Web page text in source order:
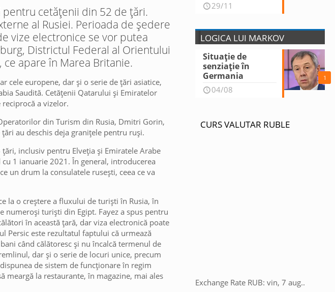
pentru cetățenii din 52 de țări.
al Rusiei. Perioada de ședere
vize electronice se vor putea
Districtul Federal al Orientului
apare în Marea Britanie.
cele europene, dar și o serie de țări asiatice,
Saudită. Cetățenii Qatarului și Emiratelor
a vizelor.
din Turism din Rusia, Dmitri Gorin,
au deschis deja granițele pentru ruși.
inclusiv pentru Elveția și Emiratele Arabe
1 ianuarie 2021. În general, introducerea
un drum la consulatele rusești, ceea ce va
la o creștere a fluxului de turiști în Rusia, în
numeroși turiști din Egipt. Fayez a spus pentru
în această țară, dar viza electronică poate
Persic este rezultatul faptului că urmează
când călătoresc și nu încalcă termenul de
dar și o serie de locuri unice, precum
de sistem de funcționare în regim
la restaurante, în magazine, mai ales
29/11
LOGICA LUI MARKOV
1
Situație de
senziație în
Germania
04/08
CURS VALUTAR RUBLE
Exchange Rate RUB: vin, 7 aug..